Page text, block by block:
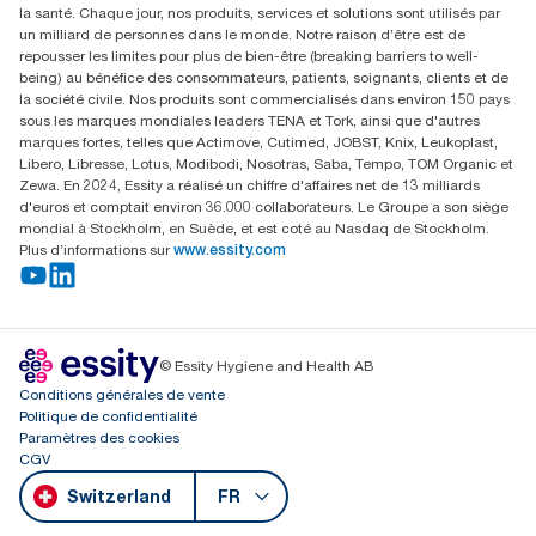
Parkstraße 1b
6214 Schenkon
Lundi-jeudi 8:00-16:30 | Vendredi 8:00-15:00
GLN: 7609999000928
la santé. Chaque jour, nos produits, services et solutions sont utilisés par
un milliard de personnes dans le monde. Notre raison d’être est de
repousser les limites pour plus de bien-être (breaking barriers to well-
being) au bénéfice des consommateurs, patients, soignants, clients et de
la société civile. Nos produits sont commercialisés dans environ 150 pays
sous les marques mondiales leaders TENA et Tork, ainsi que d'autres
marques fortes, telles que Actimove, Cutimed, JOBST, Knix, Leukoplast,
Libero, Libresse, Lotus, Modibodi, Nosotras, Saba, Tempo, TOM Organic et
Zewa. En 2024, Essity a réalisé un chiffre d'affaires net de 13 milliards
d'euros et comptait environ 36.000 collaborateurs. Le Groupe a son siège
mondial à Stockholm, en Suède, et est coté au Nasdaq de Stockholm.
Plus d’informations sur www.essity.com
© Essity Hygiene and Health AB
Conditions générales de vente
Politique de confidentialité
Paramètres des cookies
CGV
Switzerland FR